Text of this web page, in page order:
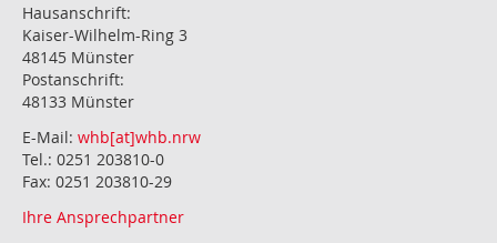
Hausanschrift:
Kaiser-Wilhelm-Ring 3
48145 Münster
Postanschrift:
48133 Münster
E-Mail: whb[at]whb.nrw
Tel.: 0251 203810-0
Fax: 0251 203810-29
Ihre Ansprechpartner